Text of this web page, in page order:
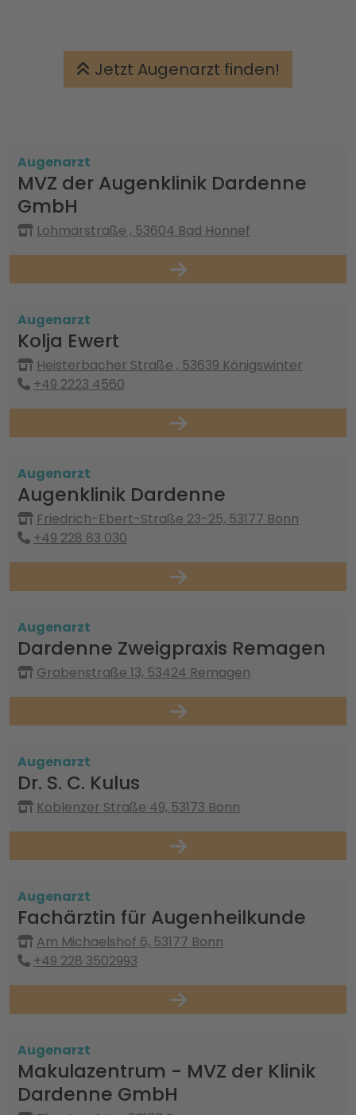
Jetzt Augenarzt finden!
Augenarzt
MVZ der Augenklinik Dardenne
GmbH
Lohmarstraße , 53604 Bad Honnef
Augenarzt
Kolja Ewert
Heisterbacher Straße , 53639 Königswinter
+49 2223 4560
Augenarzt
Augenklinik Dardenne
Friedrich-Ebert-Straße 23-25, 53177 Bonn
+49 228 83 030
Augenarzt
Dardenne Zweigpraxis Remagen
Grabenstraße 13, 53424 Remagen
Augenarzt
Dr. S. C. Kulus
Koblenzer Straße 49, 53173 Bonn
Augenarzt
Fachärztin für Augenheilkunde
Am Michaelshof 6, 53177 Bonn
+49 228 3502993
Augenarzt
Makulazentrum - MVZ der Klinik
Dardenne GmbH